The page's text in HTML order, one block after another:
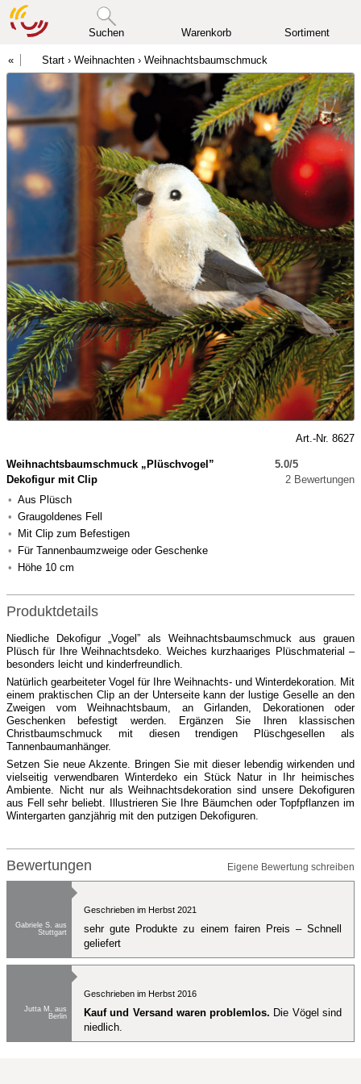
Suchen Warenkorb Sortiment
Start › Weihnachten › Weihnachtsbaumschmuck
Art.-Nr. 8627
Weihnachtsbaumschmuck „Plüschvogel”
Dekofigur mit Clip
Aus Plüsch
Graugoldenes Fell
Mit Clip zum Befestigen
Für Tannenbaumzweige oder Geschenke
Höhe 10 cm
5.0/5
2 Bewertungen
Produktdetails
Niedliche Dekofigur „Vogel” als Weihnachtsbaumschmuck aus grauen
Plüsch für Ihre Weihnachtsdeko. Weiches kurzhaariges Plüschmaterial –
besonders leicht und kinderfreundlich.
Natürlich gearbeiteter Vogel für Ihre Weihnachts- und Winterdekoration. Mit
einem praktischen Clip an der Unterseite kann der lustige Geselle an den
Zweigen vom Weihnachtsbaum, an Girlanden, Dekorationen oder
Geschenken befestigt werden. Ergänzen Sie Ihren klassischen
Christbaumschmuck mit diesen trendigen Plüschgesellen als
Tannenbaumanhänger.
Setzen Sie neue Akzente. Bringen Sie mit dieser lebendig wirkenden und
vielseitig verwendbaren Winterdeko ein Stück Natur in Ihr heimisches
Ambiente. Nicht nur als Weihnachtsdekoration sind unsere Dekofiguren
aus Fell sehr beliebt. Illustrieren Sie Ihre Bäumchen oder Topfpflanzen im
Wintergarten ganzjährig mit den putzigen Dekofiguren.
Bewertungen Eigene Bewertung schreiben
Gabriele S. aus
Stuttgart
Geschrieben im Herbst 2021
sehr gute Produkte zu einem fairen Preis – Schnell
geliefert
Jutta M. aus
Berlin
Geschrieben im Herbst 2016
Kauf und Versand waren problemlos. Die Vögel sind
niedlich.